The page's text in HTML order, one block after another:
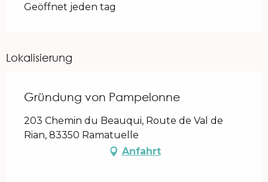
Geöffnet jeden tag
Lokalisierung
Gründung von Pampelonne
203 Chemin du Beauqui, Route de Val de
Rian, 83350 Ramatuelle
Anfahrt